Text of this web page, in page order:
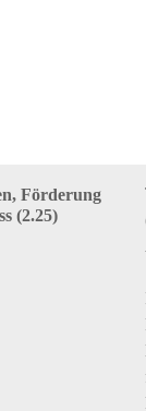
Förderung
(2.25)